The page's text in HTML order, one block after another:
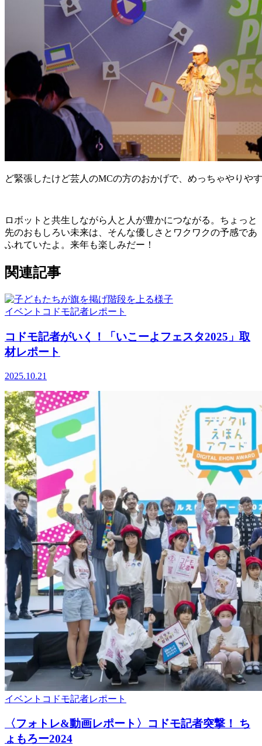
ど緊張したけど芸人のMCの方のおかげで、めっちゃやりや
ロボットと共生しながら人と人が豊かにつながる。ちょっと
先のおもしろい未来は、そんな優しさとワクワクの予感であ
ふれていたよ。来年も楽しみだー！
関連記事
イベント コドモ記者レポート
コドモ記者がいく！「いこーよフェスタ2025」取
材レポート
2025.10.21
イベント コドモ記者レポート
〈フォトレ&動画レポート〉コドモ記者突撃！ ち
ょもろー2024